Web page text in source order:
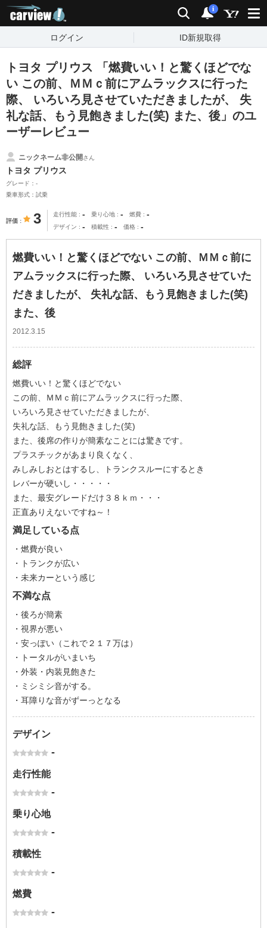
検索 通知
i
ログイン ID新規取得
トヨタ プリウス 「燃費いい！と驚くほどでな
い この前、ＭＭｃ前にアムラックスに行った
際、 いろいろ見させていただきましたが、 失
礼な話、もう見飽きました(笑) また、後」のユ
ーザーレビュー
ニックネーム非公開さん
トヨタ プリウス
グレード：-
乗車形式：試乗
評価 3 走行性能 - 乗り心地 - 燃費 -
デザイン - 積載性 - 価格 -
燃費いい！と驚くほどでない この前、ＭＭｃ前に
アムラックスに行った際、 いろいろ見させていた
だきましたが、 失礼な話、もう見飽きました(笑)
また、後
2012.3.15
総評
燃費いい！と驚くほどでない
この前、ＭＭｃ前にアムラックスに行った際、
いろいろ見させていただきましたが、
失礼な話、もう見飽きました(笑)
また、後席の作りが簡素なことには驚きです。
プラスチックがあまり良くなく、
みしみしおとはするし、トランクスルーにするとき
レバーが硬いし・・・・・
また、最安グレードだけ３８ｋｍ・・・
正直ありえないですね～！
満足している点
・燃費が良い
・トランクが広い
・未来カーという感じ
不満な点
・後ろが簡素
・視界が悪い
・安っぽい（これで２１７万は）
・トータルがいまいち
・外装・内装見飽きた
・ミシミシ音がする。
・耳障りな音がずーっとなる
デザイン
-
走行性能
-
乗り心地
-
積載性
-
燃費
-